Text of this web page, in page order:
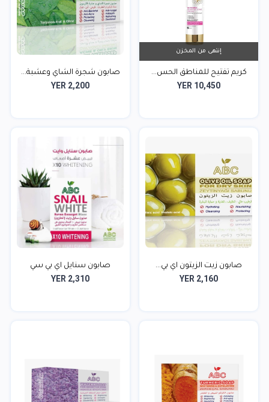
إنتهى من المخزن
كريم تفتيح للمناطق الحس...
YER 10,450
صابون شجرة الشاي وعشبة...
YER 2,200
صابون زيت الزيتون اي بي...
YER 2,160
صابون سنايل اي بي سي
YER 2,310